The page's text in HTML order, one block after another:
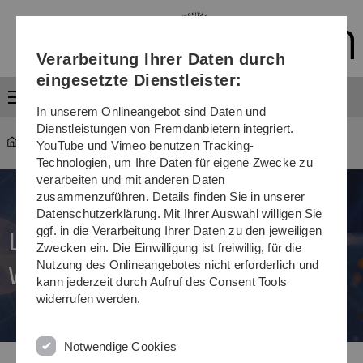
Direkt
Direkt
Direkt
(Sprache,
Drucken,
Media)
Direkt
Direkt
Universität ... Veranstaltungen
Langer Abend der
Wissenschaft
Verarbeitung Ihrer Daten durch
eingesetzte Dienstleister:
In unserem Onlineangebot sind Daten und
Dienstleistungen von Fremdanbietern integriert.
YouTube und Vimeo benutzen Tracking-
Technologien, um Ihre Daten für eigene Zwecke zu
verarbeiten und mit anderen Daten
zusammenzuführen. Details finden Sie in unserer
Datenschutzerklärung. Mit Ihrer Auswahl willigen Sie
ggf. in die Verarbeitung Ihrer Daten zu den jeweiligen
Zwecken ein. Die Einwilligung ist freiwillig, für die
Nutzung des Onlineangebotes nicht erforderlich und
kann jederzeit durch Aufruf des Consent Tools
widerrufen werden.
Notwendige Cookies